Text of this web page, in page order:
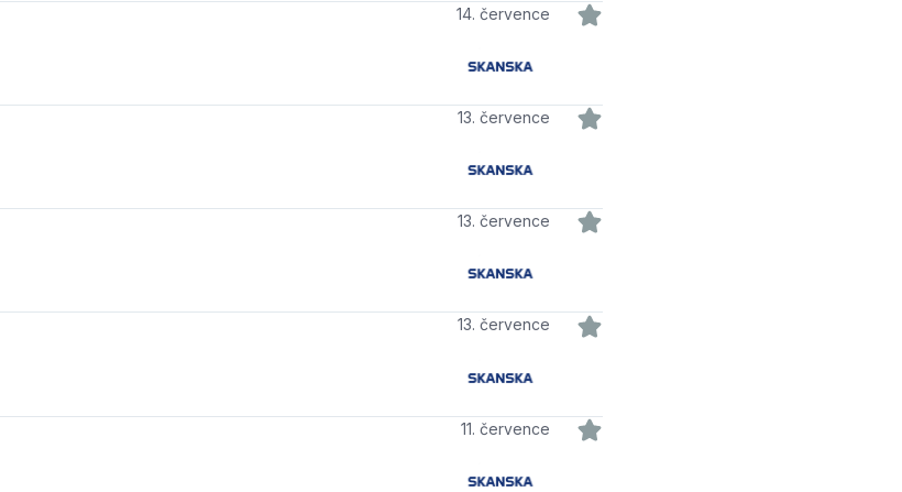
14. července
13. července
13. července
13. července
11. července